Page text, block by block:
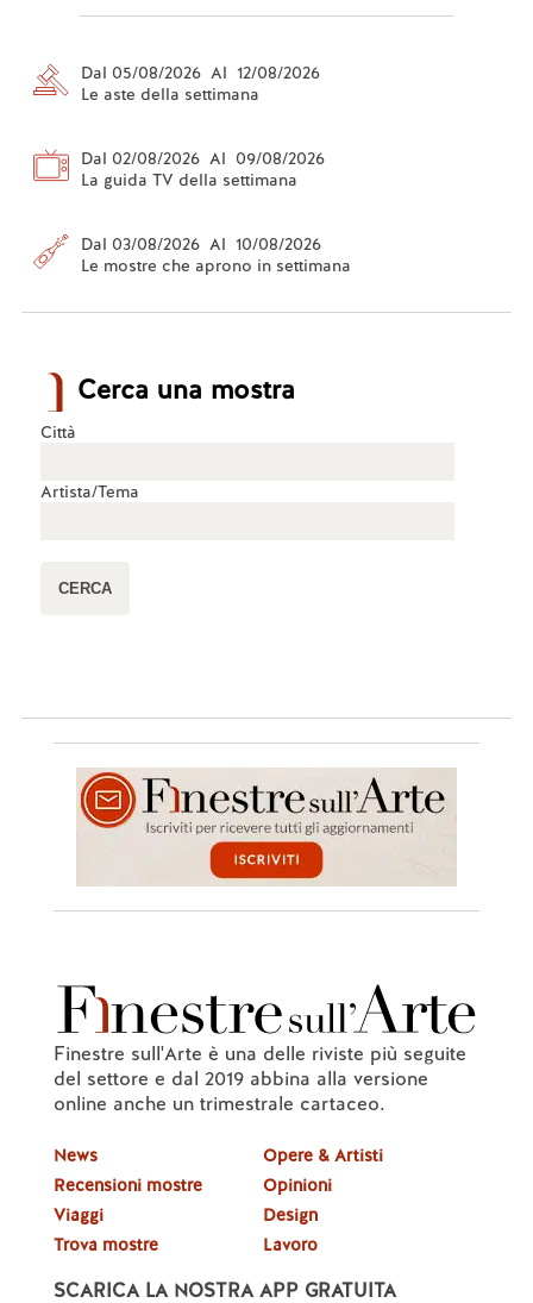
Dal 05/08/2026 Al 12/08/2026
Le aste della settimana
Dal 02/08/2026 Al 09/08/2026
La guida TV della settimana
Dal 03/08/2026 Al 10/08/2026
Le mostre che aprono in settimana
Cerca una mostra
Città
Artista/Tema
Finestre sull'Arte è una delle riviste più seguite
del settore e dal 2019 abbina alla versione
online anche un trimestrale cartaceo.
News
Recensioni mostre
Viaggi
Trova mostre
Opere & Artisti
Opinioni
Design
Lavoro
SCARICA LA NOSTRA APP GRATUITA